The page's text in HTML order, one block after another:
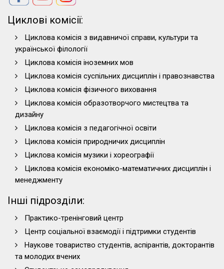
Циклові комісії:
Циклова комісія з видавничої справи, культури та
української філології
Циклова комісія іноземних мов
Циклова комісія суспільних дисциплін і правознавства
Циклова комісія фізичного виховання
Циклова комісія образотворчого мистецтва та
дизайну
Циклова комісія з педагогічної освіти
Циклова комісія природничих дисциплін
Циклова комісія музики і хореографії
Циклова комісія економіко-математичних дисциплін і
менеджменту
Інші підрозділи:
Практико-тренінговий центр
Центр соціальної взаємодії і підтримки студентів
Наукове товариство студентів, аспірантів, докторантів
та молодих вчених